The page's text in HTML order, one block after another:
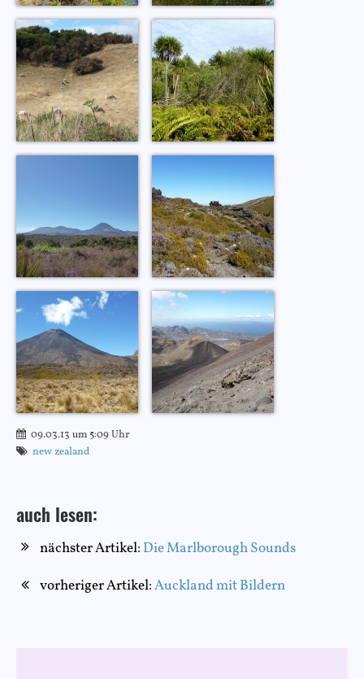
09.03.13 um 5:09 Uhr
new zealand
auch lesen:
nächster Artikel: Die Marlborough Sounds
vorheriger Artikel:Auckland mit Bildern